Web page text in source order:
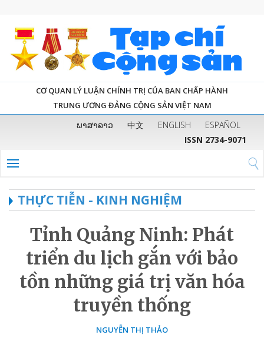
CƠ QUAN LÝ LUẬN CHÍNH TRỊ CỦA BAN CHẤP HÀNH
TRUNG ƯƠNG ĐẢNG CỘNG SẢN VIỆT NAM
ພາສາລາວ 中文 ENGLISH
ESPAÑOL
ISSN 2734-9071
THỰC TIỄN - KINH NGHIỆM
Tỉnh Quảng Ninh: Phát
triển du lịch gắn với bảo
tồn những giá trị văn hóa
truyền thống
NGUYỄN THỊ THẢO